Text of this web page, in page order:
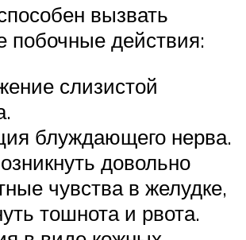
вызвать
побочные действия:
слизистой
блуждающего нерва.
довольно
чувства в желудке,
тошнота и рвота.